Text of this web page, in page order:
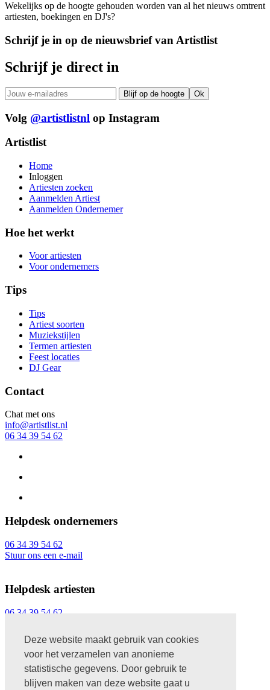
Deze website maakt gebruik van cookies
voor het verzamelen van anonieme
statistische gegevens. Door gebruik te
blijven maken van deze website gaat u
Wekelijks op de hoogte gehouden worden van al het nieuws omtrent
artiesten, boekingen en DJ's?
Schrijf je in op de nieuwsbrief van Artistlist
Schrijf je direct in
Volg @artistlistnl op Instagram
Artistlist
Home
Inloggen
Artiesten zoeken
Aanmelden Artiest
Aanmelden Ondernemer
Hoe het werkt
Voor artiesten
Voor ondernemers
Tips
Tips
Artiest soorten
Muziekstijlen
Termen artiesten
Feest locaties
DJ Gear
Contact
Chat met ons
info@artistlist.nl
06 34 39 54 62
Helpdesk ondernemers
06 34 39 54 62
Stuur ons een e-mail
Helpdesk artiesten
06 34 39 54 62
Copyright © 2026 Artistlist. All Rights Reserved.
Algemene voorwaarden
Privacy statement
Standaard overeenkomst